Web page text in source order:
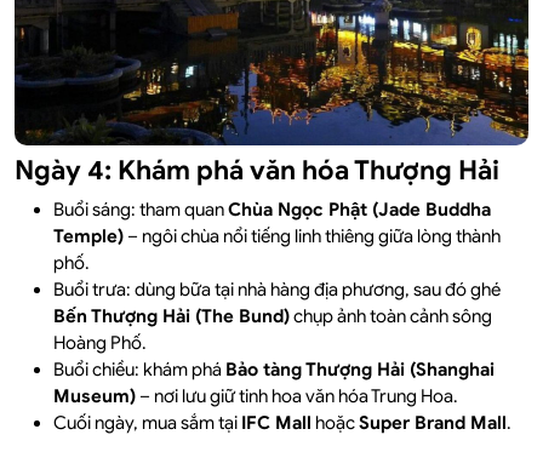
Ngày 4: Khám phá văn hóa Thượng Hải
Buổi sáng: tham quanChùa Ngọc Phật (Jade Buddha
Temple) – ngôi chùa nổi tiếng linh thiêng giữa lòng thành
phố.
Buổi trưa: dùng bữa tại nhà hàng địa phương, sau đó ghé
Bến Thượng Hải (The Bund)chụp ảnh toàn cảnh sông
Hoàng Phố.
Buổi chiều: khám phá Bảo tàng Thượng Hải (Shanghai
Museum) – nơi lưu giữ tinh hoa văn hóa Trung Hoa.
Cuối ngày, mua sắm tại IFC Mall hoặcSuper Brand Mall.